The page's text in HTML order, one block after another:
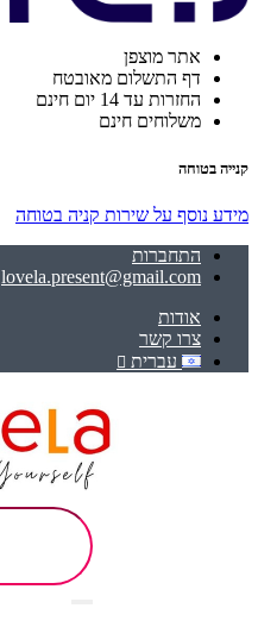
אתר מוצפן
דף התשלום מאובטח
החזרות עד 14 יום חינם
משלוחים חינם
קנייה בטוחה
מידע נוסף על שירות קניה בטוחה
התחברות
lovela.present@gmail.com
אודות
צרו קשר
עברית